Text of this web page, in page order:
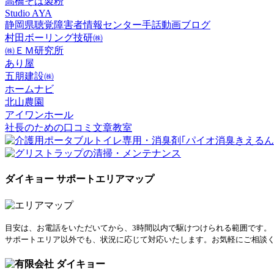
Studio AYA
静岡県聴覚障害者情報センター手話動画ブログ
村田ボーリング技研㈱
㈱ＥＭ研究所
あり屋
五朋建設㈱
ホームナビ
北山農園
アイワンホール
社長のための口コミ文章教室
ダイキョー サポートエリアマップ
目安は、お電話をいただいてから、3時間以内で駆けつけられる範囲です。
サポートエリア以外でも、状況に応じて対応いたします。お気軽にご相談く